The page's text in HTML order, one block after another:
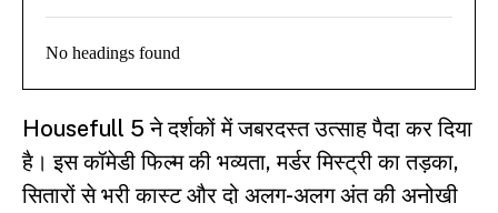
No headings found
Housefull 5 ने दर्शकों में जबरदस्त उत्साह पैदा कर दिया
है। इस कॉमेडी फिल्म की भव्यता, मर्डर मिस्ट्री का तड़का,
सितारों से भरी कास्ट और दो अलग-अलग अंत की अनोखी